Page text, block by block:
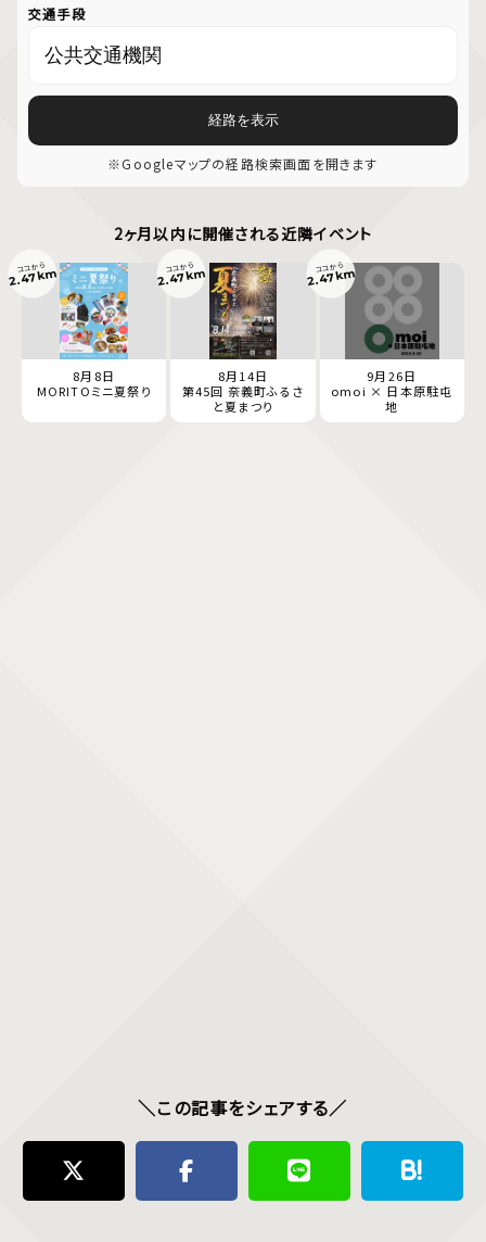
交通手段
経路を表示
※Googleマップの経路検索画面を開きます
2ヶ月以内に開催される近隣イベント
8月8日
MORITOミニ夏祭り
ココから
2.47km
8月14日
第45回 奈義町ふるさ
と夏まつり
ココから
2.47km
9月26日
omoi × 日本原駐屯
地
ココから
2.47km
＼この記事をシェアする／